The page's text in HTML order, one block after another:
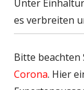
Unter
es verbreiten
Bitte beachten
Corona. Hier